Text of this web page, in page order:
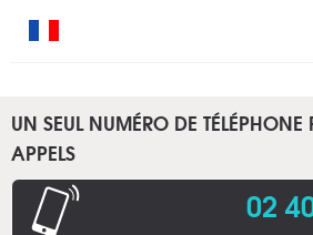
UN SEUL NUMÉRO DE
APPELS
02